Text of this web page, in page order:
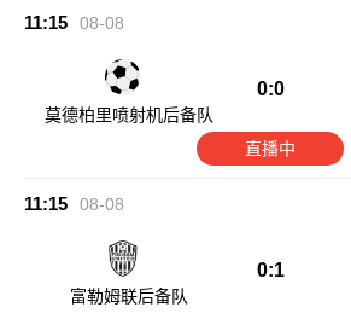
11:15 08-08
莫德柏里喷射机后备队
0:0
直播中
11:15 08-08
富勒姆联后备队
0:1